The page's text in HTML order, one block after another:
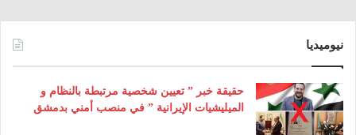
نيوميديا
حقيقة خبر ” تعيين شخصية مرتبطة بالنظام و
الميليشيات الإيرانية ” في منصب أمني بدمشق